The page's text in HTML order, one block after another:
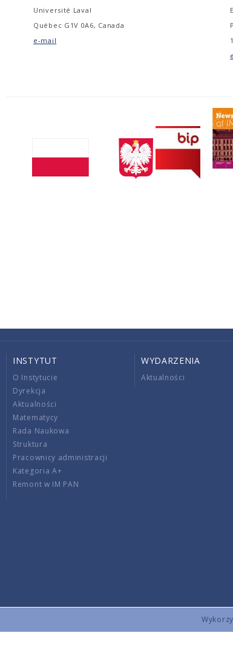
Université Laval
Québec G1V 0A6, Canada
e-mail
INSTYTUT
O Instytucie
Dyrekcja
Aktualności
Matematycy
Rada Naukowa
Struktura
Pracownicy administracji
Kategoria A+
Remont w IM PAN
WYDARZENIA
Aktualności